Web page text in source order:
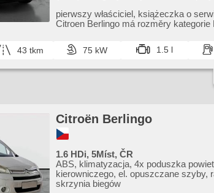
pasa ruchu, asystent parkowania,
kierowniczego, el. opuszczane szyby,
pierwszy właściciel,​ książeczka o
Citroen Berlingo má rozměry
43 tkm 75 kW 1.5 l
Citroën Berlingo
1.6 HDi, 5Míst, ČR
ABS, klimatyzacja, 4x poduszka
kierowniczego, el. opuszczane szyby,
skrzynia biegów